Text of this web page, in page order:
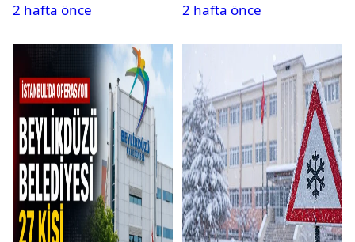
var
2 hafta önce
su kesintisi sorgulama
2 hafta önce